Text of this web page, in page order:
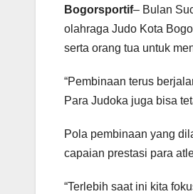
Bogorsportif– Bulan
olahraga Judo Kota
serta orang tua untuk
“Pembinaan terus
Para Judoka juga bisa
Pola pembinaan yang
capaian prestasi para
“Terlebih saat ini kita